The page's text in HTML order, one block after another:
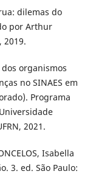
dilemas do
por Arthur
2019.
organismos
no SINAES em
Programa
2021.
Isabella
3. ed. São Paulo: